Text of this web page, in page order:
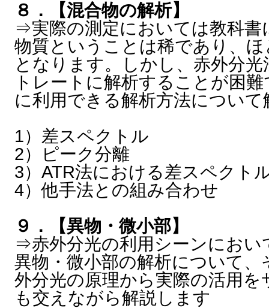
８．【混合物の解析】
⇒実際の測定においては教科書
物質ということは稀であり、
となります。しかし、赤外分
トレートに解析することが困
に利用できる解析方法につい
1）差スペクトル
2）ピーク分離
3）ATR法における差スペクト
4）他手法との組み合わせ
９．【異物・微小部】
⇒赤外分光の利用シーンにおい
異物・微小部の解析について
外分光の原理から実際の活用
も交えながら解説します